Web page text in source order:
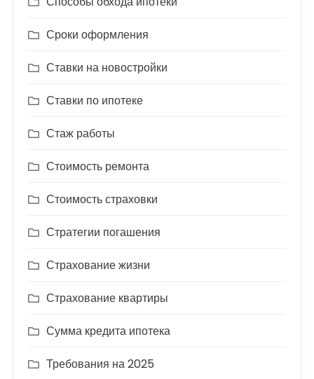
Сроки оформления
Ставки на новостройки
Ставки по ипотеке
Стаж работы
Стоимость ремонта
Стоимость страховки
Стратегии погашения
Страхование жизни
Страхование квартиры
Сумма кредита ипотека
Требования на 2025